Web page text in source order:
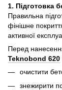
1. Підготовка
Правильна
фінішне
активної
Перед
Teknobond 620
очистити
знежирити